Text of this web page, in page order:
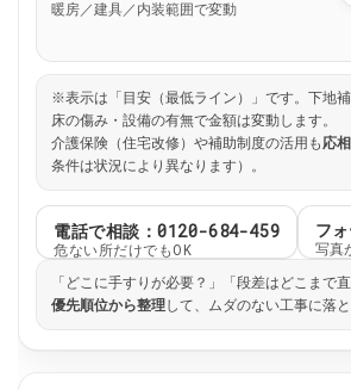
暖房／建具／内装範囲で変動
※表示は「目安（最低ライン）」です。下地
床の傷み・設備の有無で金額は変動します。
介護保険（住宅改修）や補助制度の活用も応
条件は状況により異なります）。
電話で相談：0120-684-459
危ない所だけでもOK
フ
写真
「どこに手すりが必要？」「段差はどこまで直
優先順位から整理して、ムダのない工事に落と